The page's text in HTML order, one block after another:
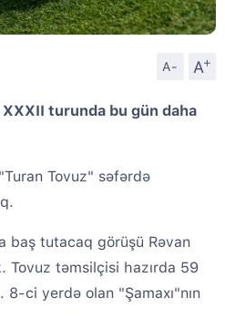
A- A
+
turunda bu gün daha
Tovuz" səfərdə
baş tutacaq görüşü Rəvan
Tovuz təmsilçisi hazırda 59
ci yerdə olan "Şamaxı"nın